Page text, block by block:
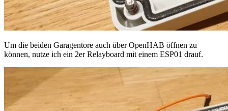
Um die beiden Garagentore auch über OpenHAB öffnen zu
können, nutze ich ein 2er Relayboard mit einem ESP01 drauf.